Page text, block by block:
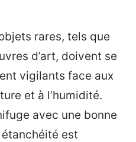
rares, tels que
d’art, doivent se
vigilants face aux
et à l’humidité.
avec une bonne
est